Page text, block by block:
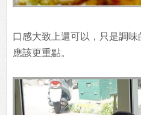
口感大致上還可以，只是調
應該更重點。